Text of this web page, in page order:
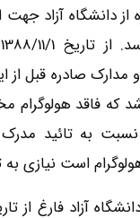
از دانشگاه آزاد
صادره قبل از این
که فاقد هولوگرام
به تائید مدرک
است نیازی به
آزاد فارغ